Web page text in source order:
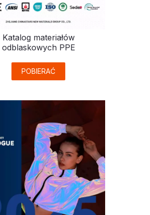
Katalog materiałów
odblaskowych PPE
POBIERAĆ